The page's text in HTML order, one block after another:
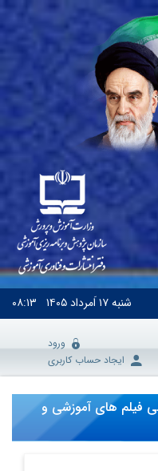
شنبه۱۷ اَمرداد ۱۴۰۵ ۰۸:۱۳
ورود
ایجاد حساب کاربری
فیلم های آموزشی و